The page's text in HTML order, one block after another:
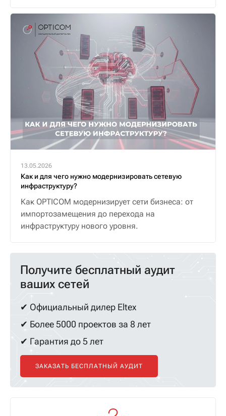
13.05.2026
Как и для чего нужно модернизировать сетевую
инфраструктуру?
Как OPTICOM модернизирует сети бизнеса: от
импортозамещения до перехода на
инфраструктуру нового уровня.
Получите бесплатный аудит
ваших сетей
✔ Официальный дилер Eltex
✔ Более 5000 проектов за 8 лет
✔ Гарантия до 5 лет
ЗАКАЗАТЬ БЕСПЛАТНЫЙ АУДИТ